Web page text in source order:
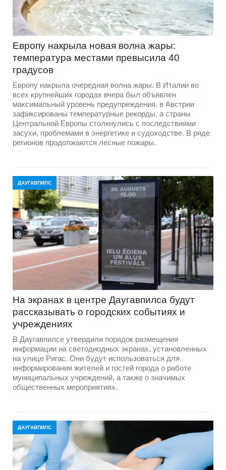
Европу накрыла новая волна жары:
температура местами превысила 40
градусов
Европу накрыла очередная волна жары. В Италии во
всех крупнейших городах вчера был объявлен
максимальный уровень предупреждения, в Австрии
зафиксированы температурные рекорды, а страны
Центральной Европы столкнулись с последствиями
засухи, проблемами в энергетике и судоходстве. В ряде
регионов продолжаются лесные пожары.
ДАУГАВПИЛС
На экранах в центре Даугавпилса будут
рассказывать о городских событиях и
учреждениях
В Даугавпилсе утвердили порядок размещения
информации на светодиодных экранах, установленных
на улице Ригас. Они будут использоваться для
информирования жителей и гостей города о работе
муниципальных учреждений, а также о значимых
общественных мероприятиях.
ДАУГАВПИЛС